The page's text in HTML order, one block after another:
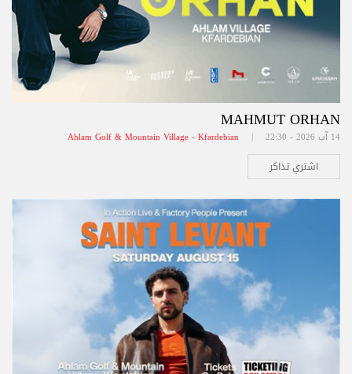
MAHMUT ORHAN
14 آب 2026 - 22:30 | Ahlam Golf & Mountain Village - Kfardebian
اشتري تذاكر